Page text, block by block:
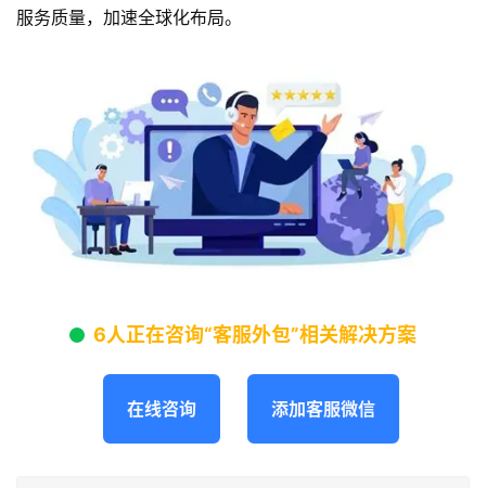
服务质量，加速全球化布局。
6人正在咨询“客服外包”相关解决方案
在线咨询 添加客服微信